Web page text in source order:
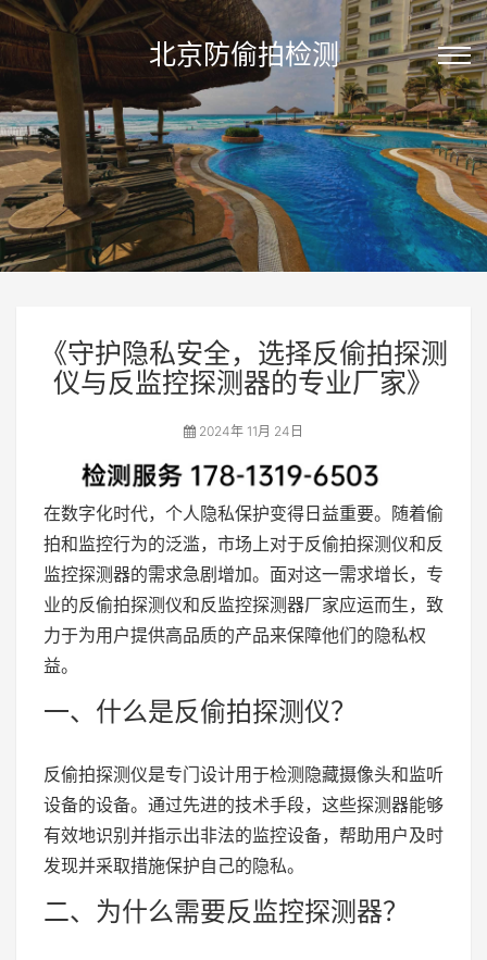
北京防偷拍检测
《守护隐私安全，选择反偷拍探测
仪与反监控探测器的专业厂家》
2024年 11月 24日
在数字化时代，个人隐私保护变得日益重要。随着偷
拍和监控行为的泛滥，市场上对于反偷拍探测仪和反
监控探测器的需求急剧增加。面对这一需求增长，专
业的反偷拍探测仪和反监控探测器厂家应运而生，致
力于为用户提供高品质的产品来保障他们的隐私权
益。
一、什么是反偷拍探测仪？
反偷拍探测仪是专门设计用于检测隐藏摄像头和监听
设备的设备。通过先进的技术手段，这些探测器能够
有效地识别并指示出非法的监控设备，帮助用户及时
发现并采取措施保护自己的隐私。
二、为什么需要反监控探测器？